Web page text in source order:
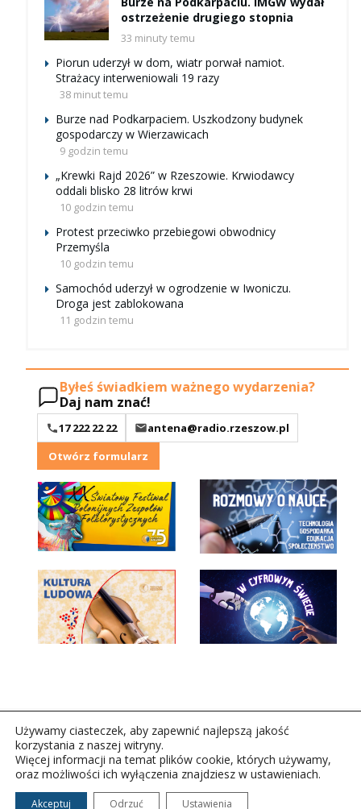
ostrzeżenie drugiego stopnia
33 minuty temu
Piorun uderzył w dom, wiatr porwał namiot.
Strażacy interweniowali 19 razy
38 minut temu
Burze nad Podkarpaciem. Uszkodzony budynek
gospodarczy w Wierzawicach
9 godzin temu
„Krewki Rajd 2026” w Rzeszowie. Krwiodawcy
oddali blisko 28 litrów krwi
10 godzin temu
Protest przeciwko przebiegowi obwodnicy
Przemyśla
10 godzin temu
Samochód uderzył w ogrodzenie w Iwoniczu.
Droga jest zablokowana
11 godzin temu
Byłeś świadkiem ważnego wydarzenia?
Daj nam znać!
17 222 22 22
antena@radio.rzeszow.pl
Otwórz formularz
Copyright © 2026Polskie Radio Rzeszów S.A. w likwidacj.
Wszelkie prawa zastrzeżone.
Używamy ciasteczek, aby zapewnić najlepszą jakość
korzystania z naszej witryny.
Więcej informacji na temat plików cookie, których używamy,
oraz możliwości ich wyłączenia znajdziesz w ustawieniach.
Akceptuj Odrzuć Ustawienia